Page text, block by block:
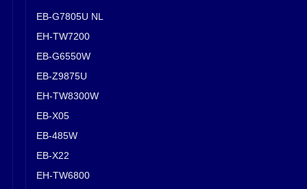
EB-G7805U NL
EH-TW7200
EB-G6550W
EB-Z9875U
EH-TW8300W
EB-X05
EB-485W
EB-X22
EH-TW6800